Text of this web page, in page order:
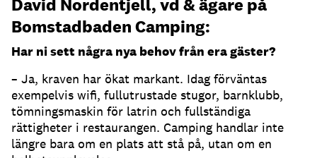
David Nordentjell, vd & ägare på
Bomstadbaden Camping:
Har ni sett några nya behov från era gäster?
– Ja, kraven har ökat markant. Idag förväntas
exempelvis wifi, fullutrustade stugor, barnklubb,
tömningsmaskin för latrin och fullständiga
rättigheter i restaurangen. Camping handlar inte
längre bara om en plats att stå på, utan om en